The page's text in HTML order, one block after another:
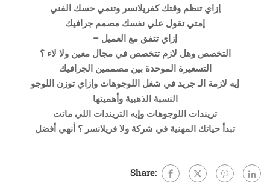
إزاي تنظم وقتك كفريلانسر وتنمي حسك الفني
إمتي تقول علي نفسك مصمم جرافيك
– إزاي تتفق مع العميل
التخصص وهل لازم تتخصص في مجال معين ولا لاء ؟
التسعيرة الموحدة بين مصممين الجرافيك
إيه لازمة الـ جريد في شغل اللوجوهات وإزاي توزن اللوجو
النسبة الذهبية وأهميتها
تريندات اللوجوهات وإيه التريندات اللي ماتت
تبدأ حياتك المهنية في شركة ولا فريلانسر ؟ أنهي أفضل
Share: